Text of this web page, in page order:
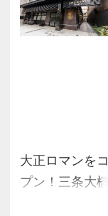
大正ロマンを
プン！三条大
町までも徒歩